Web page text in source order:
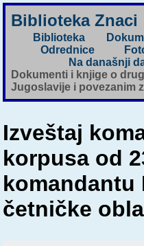
Biblioteka Znaci
Biblioteka
Odrednice
Na današnji
Dokumenti i knjige o
Jugoslavije i povezanim
Izveštaj
korpusa od
komandantu
četničke